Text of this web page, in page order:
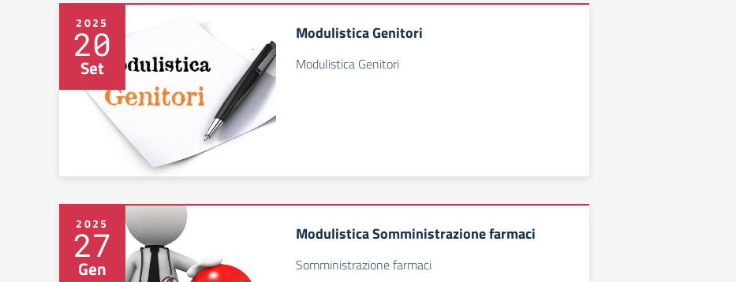
2025
20
Set
Modulistica Genitori
Modulistica Genitori
2025
27
Gen
Modulistica Somministrazione farmaci
Somministrazione farmaci